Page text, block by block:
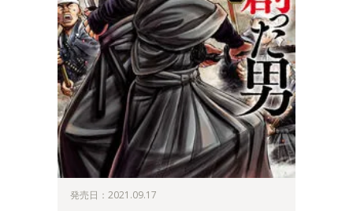
発売日：2021.09.17